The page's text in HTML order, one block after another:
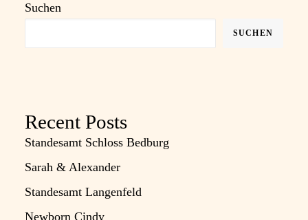
Suchen
SUCHEN
Recent Posts
Standesamt Schloss Bedburg
Sarah & Alexander
Standesamt Langenfeld
Newborn Cindy